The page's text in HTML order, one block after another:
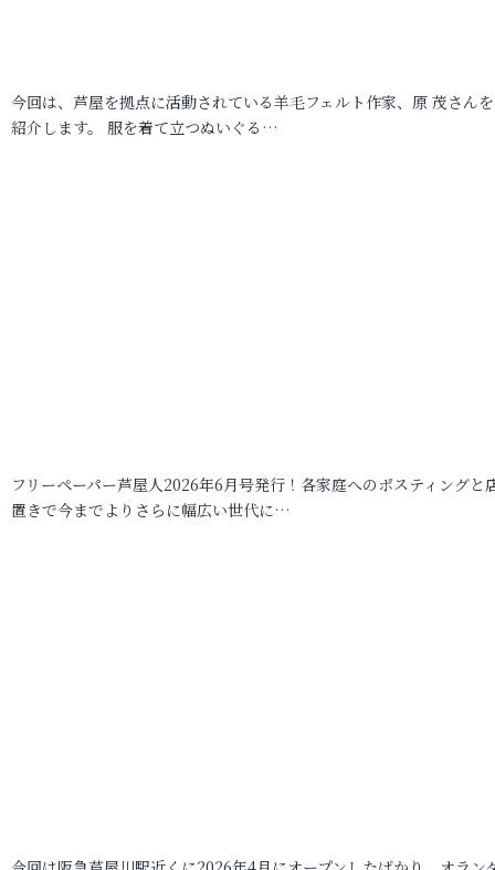
今回は、芦屋を拠点に活動されている羊毛フェルト作家、原 茂さん
紹介します。 服を着て立つぬいぐる…
フリーペーパー芦屋人2026年6月号発行！各家庭へのポスティングと
置きで今までよりさらに幅広い世代に…